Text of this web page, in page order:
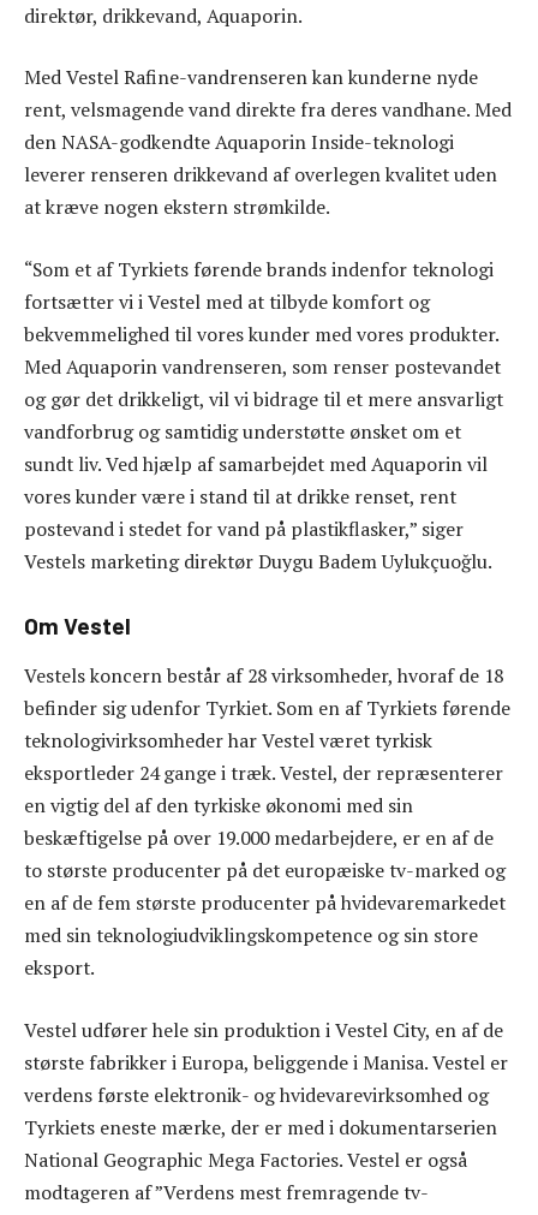
direktør, drikkevand, Aquaporin.
Med Vestel Rafine-vandrenseren kan kunderne nyde
rent, velsmagende vand direkte fra deres vandhane. Med
den NASA-godkendte Aquaporin Inside-teknologi
leverer renseren drikkevand af overlegen kvalitet uden
at kræve nogen ekstern strømkilde.
“Som et af Tyrkiets førende brands indenfor teknologi
fortsætter vi i Vestel med at tilbyde komfort og
bekvemmelighed til vores kunder med vores produkter.
Med Aquaporin vandrenseren, som renser postevandet
og gør det drikkeligt, vil vi bidrage til et mere ansvarligt
vandforbrug og samtidig understøtte ønsket om et
sundt liv. Ved hjælp af samarbejdet med Aquaporin vil
vores kunder være i stand til at drikke renset, rent
postevand i stedet for vand på plastikflasker,” siger
Vestels marketing direktør Duygu Badem Uylukçuoğlu.
Om Vestel
Vestels koncern består af 28 virksomheder, hvoraf de 18
befinder sig udenfor Tyrkiet. Som en af ​​Tyrkiets førende
teknologivirksomheder har Vestel været tyrkisk
eksportleder 24 gange i træk. Vestel, der repræsenterer
en vigtig del af den tyrkiske økonomi med sin
beskæftigelse på over 19.000 medarbejdere, er en af ​​de
to største producenter på det europæiske tv-marked og
en af ​​de fem største producenter på hvidevaremarkedet
med sin teknologiudviklingskompetence og sin store
eksport.
Vestel udfører hele sin produktion i Vestel City, en af ​​de
største fabrikker i Europa, beliggende i Manisa. Vestel er
verdens første elektronik- og hvidevarevirksomhed og
Tyrkiets eneste mærke, der er med i dokumentarserien
National Geographic Mega Factories. Vestel er også
modtageren af ​​”Verdens mest fremragende tv-